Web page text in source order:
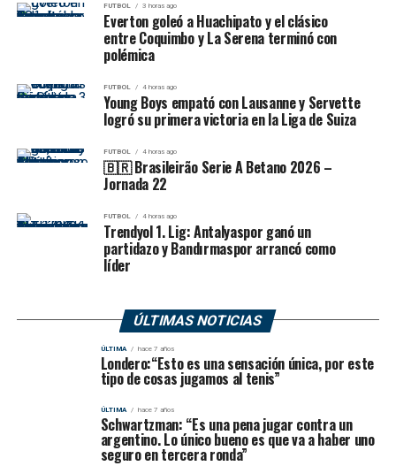
FUTBOL 3 horas ago
Everton goleó a Huachipato y el clásico
entre Coquimbo y La Serena terminó con
polémica
FUTBOL 4 horas ago
Young Boys empató con Lausanne y Servette
logró su primera victoria en la Liga de Suiza
FUTBOL 4 horas ago
🇧🇷 Brasileirão Serie A Betano 2026 –
Jornada 22
FUTBOL 4 horas ago
Trendyol 1. Lig: Antalyaspor ganó un
partidazo y Bandırmaspor arrancó como
líder
ÚLTIMAS NOTICIAS
ÚLTIMA hace 7 años
Londero:“Esto es una sensación única, por este
tipo de cosas jugamos al tenis”
ÚLTIMA hace 7 años
Schwartzman: “Es una pena jugar contra un
argentino. Lo único bueno es que va a haber uno
seguro en tercera ronda”